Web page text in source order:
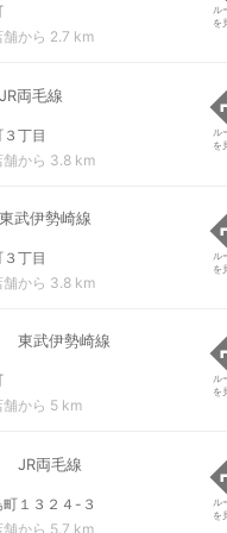
から 2.7 km
ル
を
JR両毛線
丁目
舗から 3.8 km
ル
を
東武伊勢崎線
丁目
舗から 3.8 km
ル
を
東武伊勢崎線
舗から 5 km
ル
を
JR両毛線
１３２４-３
舗から 5.7 km
ル
を